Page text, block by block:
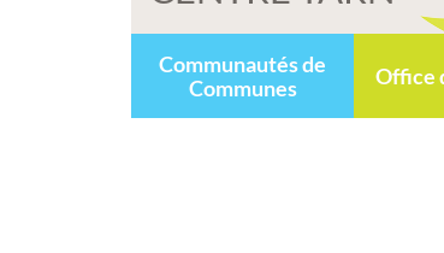
Communautés de
Communes
Office